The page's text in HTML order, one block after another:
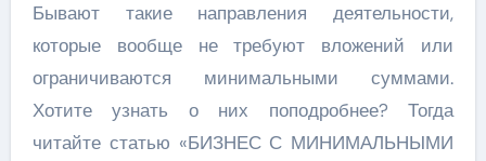
Бывают такие направления деятельности,
которые вообще не требуют вложений или
ограничиваются минимальными суммами.
Хотите узнать о них поподробнее? Тогда
читайте статью «БИЗНЕС С МИНИМАЛЬНЫМИ